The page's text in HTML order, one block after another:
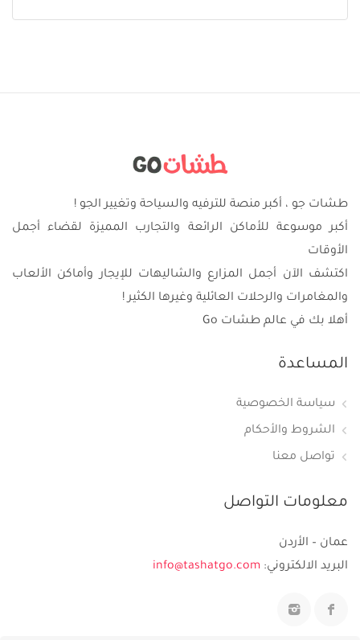
طشات جو ، أكبر منصة للترفيه والسياحة وتغيير الجو !
أكبر موسوعة للأماكن الرائعة والتجارب المميزة لقضاء أجمل
الأوقات
اكتشف الآن أجمل المزارع والشاليهات للإيجار وأماكن الألعاب
والمغامرات والرحلات العائلية وغيرها الكثير !
أهلا بك في عالم طشات Go
المساعدة
سياسة الخصوصية
الشروط والأحكام
تواصل معنا
معلومات التواصل
عمان – الأردن
البريد الالكتروني: info@tashatgo.com